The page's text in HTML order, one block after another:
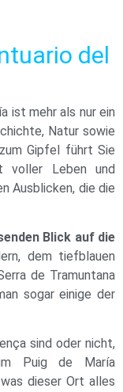
del
ist mehr als nur ein
Natur sowie
Gipfel führt Sie
voller Leben und
Ausblicken, die die
Blick auf die
dem tiefblauen
de Tramuntana
sogar einige der
sind oder nicht,
Puig de María
dieser Ort alles